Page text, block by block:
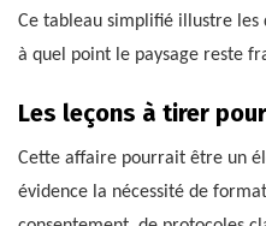
Ce tableau simplifié illustre
à quel point le paysage reste
Les leçons à tirer
Cette affaire pourrait être un
évidence la nécessité de